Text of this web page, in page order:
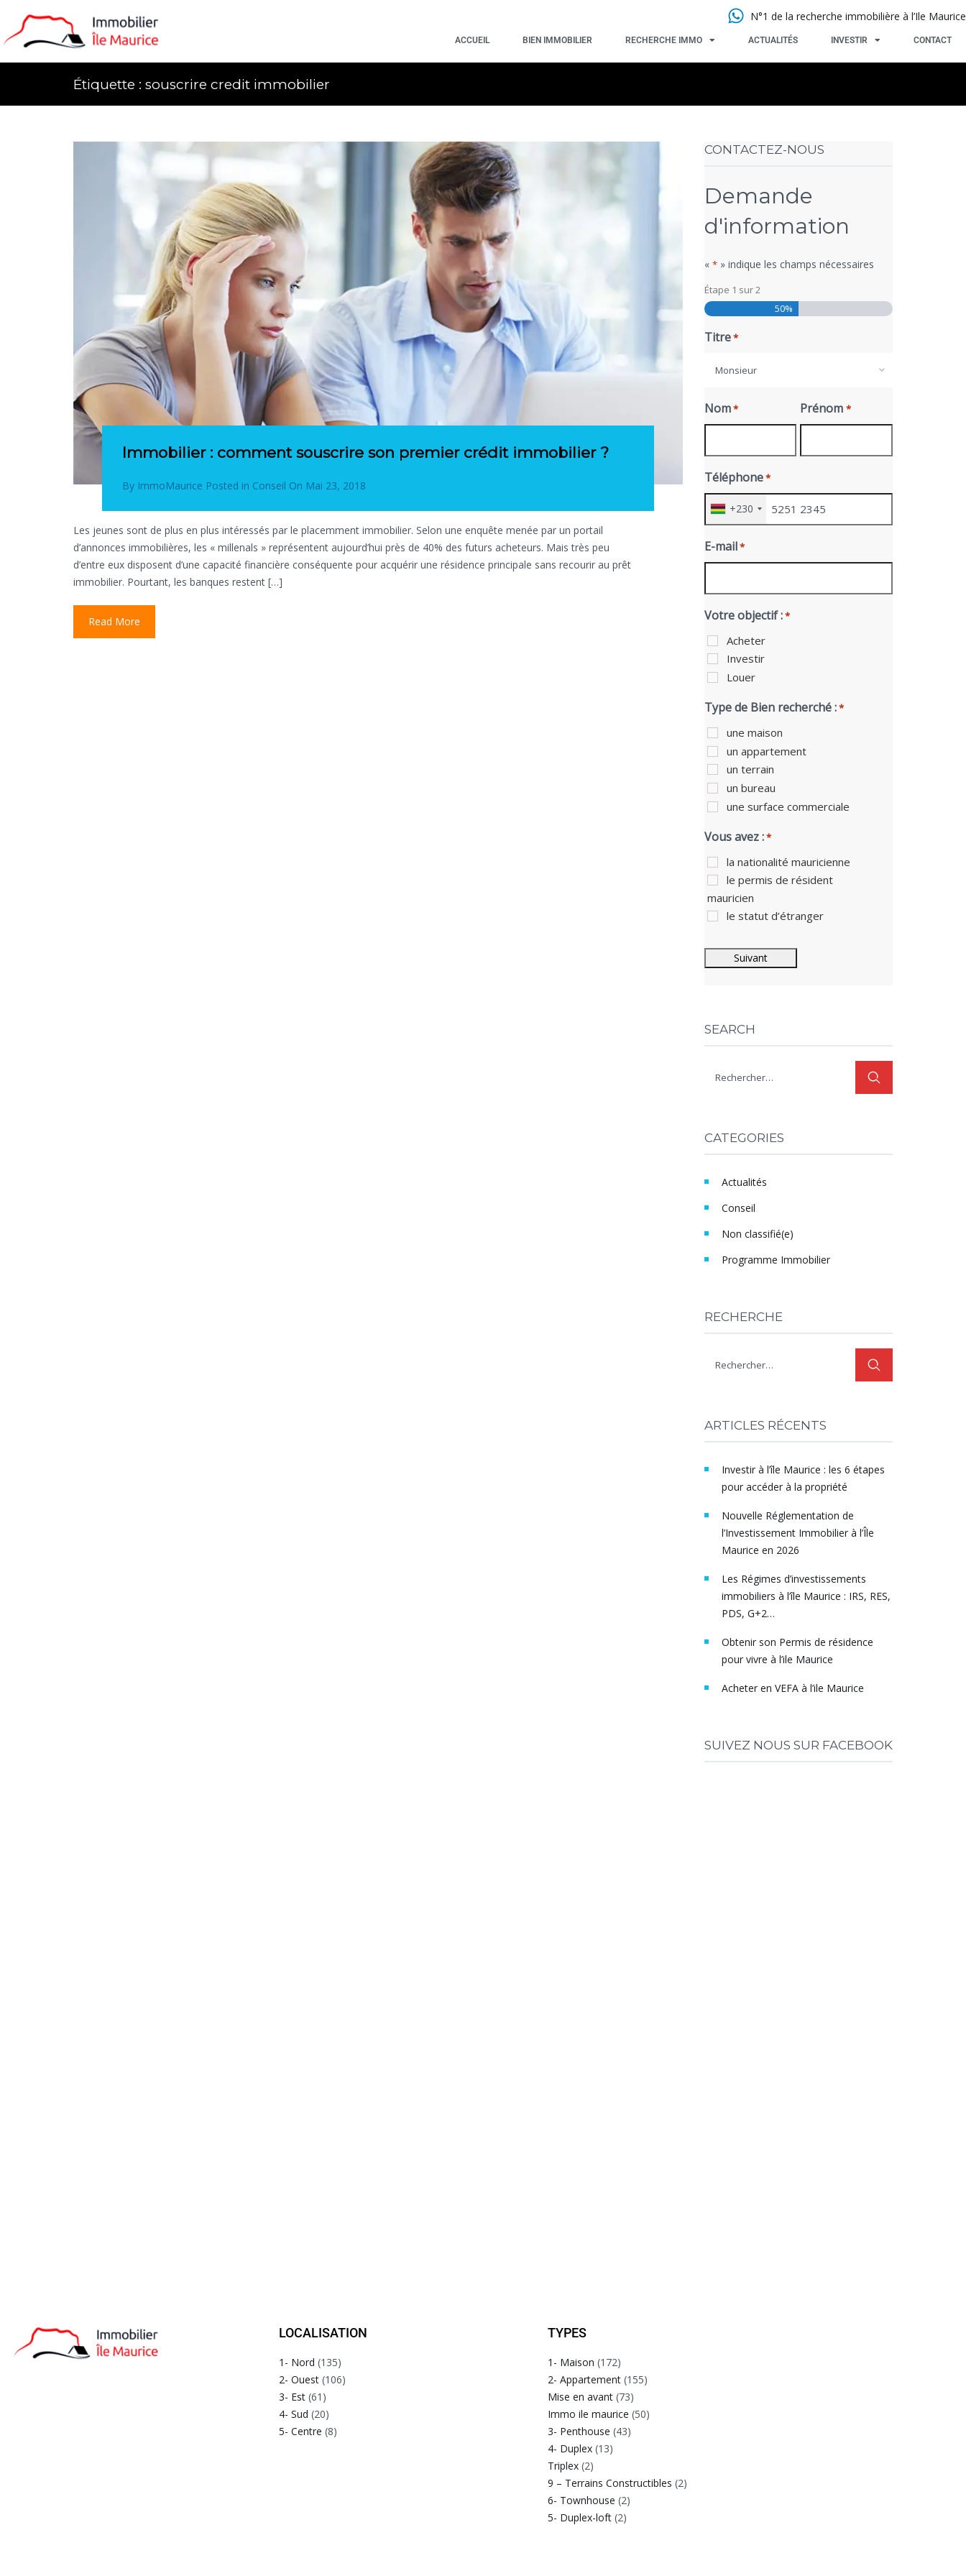
N°1 de la recherche immobilière à l’Ile Maurice
ACCUEIL BIEN IMMOBILIER RECHERCHE IMMO ACTUALITÉS INVESTIR CONTACT
Étiquette : souscrire credit immobilier
Immobilier : comment souscrire son premier crédit immobilier ?
By ImmoMaurice Posted in Conseil On Mai 23, 2018
Les jeunes sont de plus en plus intéressés par le placemment immobilier. Selon une enquête menée par un portail
d’annonces immobilières, les « millenals » représentent aujourd’hui près de 40% des futurs acheteurs. Mais très peu
d’entre eux disposent d’une capacité financière conséquente pour acquérir une résidence principale sans recourir au prêt
immobilier. Pourtant, les banques restent […]
Read More
CONTACTEZ-NOUS
Demande
d'information
« *» indique les champs nécessaires
Étape 1 sur2
50%
Titre*
Monsieur
Nom* Prénom *
Téléphone*
+230
E-mail*
Votre objectif :*
Acheter
Investir
Louer
Type de Bien recherché :*
une maison
un appartement
un terrain
un bureau
une surface commerciale
Vous avez :*
la nationalité mauricienne
le permis de résident
mauricien
le statut d’étranger
SEARCH
CATEGORIES
Actualités
Conseil
Non classifié(e)
Programme Immobilier
RECHERCHE
ARTICLES RÉCENTS
Investir à l’île Maurice : les 6 étapes
pour accéder à la propriété
Nouvelle Réglementation de
l’Investissement Immobilier à l’Île
Maurice en 2026
Les Régimes d’investissements
immobiliers à l’île Maurice : IRS, RES,
PDS, G+2…
Obtenir son Permis de résidence
pour vivre à l’ile Maurice
Acheter en VEFA à l’ile Maurice
SUIVEZ NOUS SUR FACEBOOK
LOCALISATION
1- Nord (135)
2- Ouest (106)
3- Est (61)
4- Sud (20)
5- Centre (8)
TYPES
1- Maison (172)
2- Appartement(155)
Mise en avant(73)
Immo ile maurice (50)
3- Penthouse (43)
4- Duplex(13)
Triplex(2)
9 – Terrains Constructibles (2)
6- Townhouse (2)
5- Duplex-loft(2)